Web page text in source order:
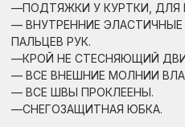
—ПОДТЯЖКИ У КУРТКИ,
— ВНУТРЕННИЕ
ПАЛЬЦЕВ РУК.
—КРОЙ НЕ СТЕСНЯЮЩИЙ
— ВСЕ ВНЕШНИЕ МОЛНИИ
— ВСЕ ШВЫ ПРОКЛЕЕНЫ.
—СНЕГОЗАЩИТНАЯ ЮБКА.